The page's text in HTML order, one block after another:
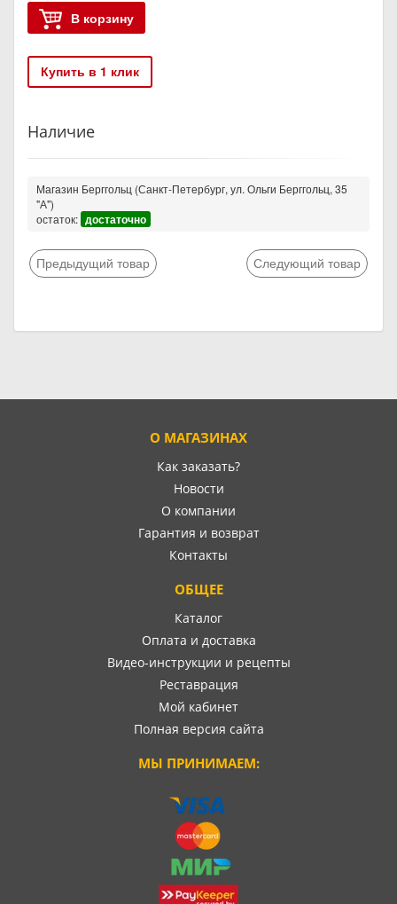
В корзину
Купить в 1 клик
Наличие
Магазин Берггольц (Санкт-Петербург, ул. Ольги Берггольц, 35
"А")
остаток: достаточно
Предыдущий товар Следующий товар
О МАГАЗИНАХ
Как заказать?
Новости
О компании
Гарантия и возврат
Контакты
ОБЩЕЕ
Каталог
Оплата и доставка
Видео-инструкции и рецепты
Реставрация
Мой кабинет
Полная версия сайта
МЫ ПРИНИМАЕМ: